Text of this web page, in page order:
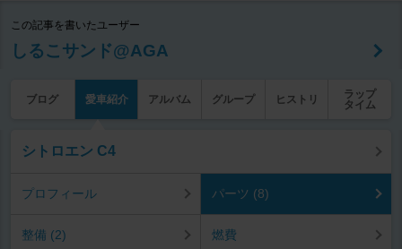
この記事を書いたユーザー
しるこサンド@AGA
ブログ 愛車紹介 アルバム グループ ヒストリ
ラップ
タイム
シトロエン C4
プロフィール パーツ (8)
整備 (2) 燃費